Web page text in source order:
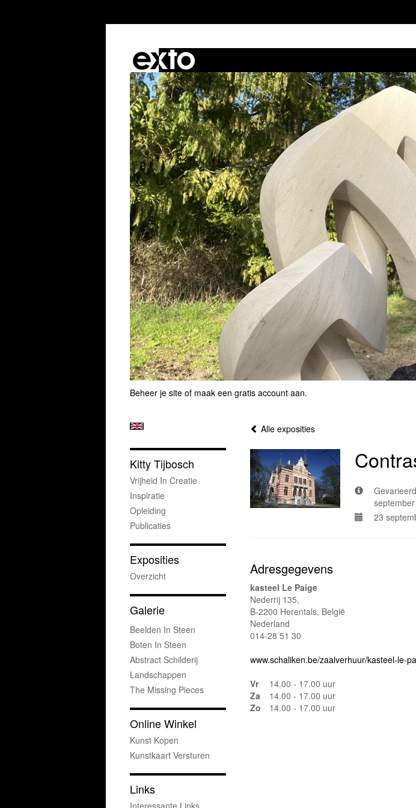
Beheer je site of maak een gratis account aan.
Alle exposities
23
Adresgegevens
kasteel Le Paige
Nederrij 135,
B-2200 Herentals, België
Nederland
014-28 51 30
www.schaliken.be/zaalverhuur/kasteel-le-
Vr
14.00 - 17.00 uur
Za
14.00 - 17.00 uur
Zo
14.00 - 17.00 uur
Kitty Tijbosch
Vrijheid In Creatie
Inspiratie
Opleiding
Publicaties
Exposities
Overzicht
Galerie
Beelden In Steen
Boten In Steen
Abstract Schilderij
Landschappen
The Missing Pieces
Online Winkel
Kunst Kopen
Kunstkaart Versturen
Links
Interessante Links